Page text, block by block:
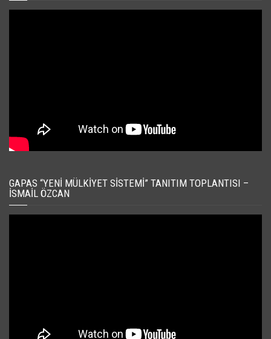
GAPAS “YENI MÜLKIYET SISTEMI” TANITIM TOPLANTISI –
İSMAIL ÖZCAN